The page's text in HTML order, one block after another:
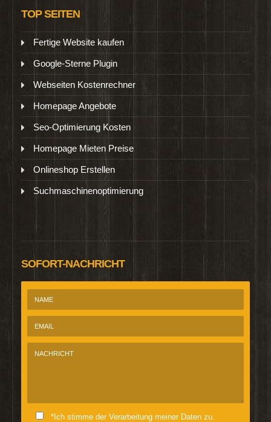
TOP SEITEN
Fertige Website kaufen
Google-Sterne Plugin
Webseiten Kostenrechner
Homepage Angebote
Seo-Optimierung Kosten
Homepage Mieten Preise
Onlineshop Erstellen
Suchmaschinenoptimierung
SOFORT-NACHRICHT
*Ich stimme der Verarbeitung meiner Daten zu.